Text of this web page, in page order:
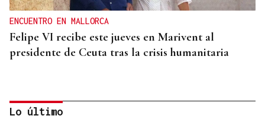
ENCUENTRO EN MALLORCA
Felipe VI recibe este jueves en Marivent al
presidente de Ceuta tras la crisis humanitaria
Lo último